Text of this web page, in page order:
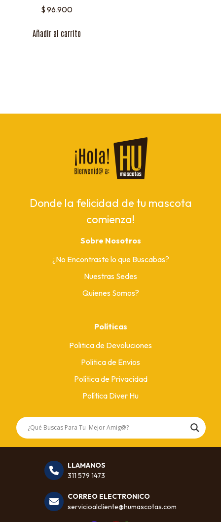
$ 96.900
Añadir al carrito
Donde la felicidad de tu mascota
comienza!
Sobre Nosotros
¿No Encontraste lo que Buscabas?
Nuestras Sedes
Quienes Somos?
Políticas
Politica de Devoluciones
Politica de Envios
Política de Privacidad
Política Diver Hu
LLAMANOS
311 579 1473
CORREO ELECTRONICO
servicioalcliente@humascotas.com